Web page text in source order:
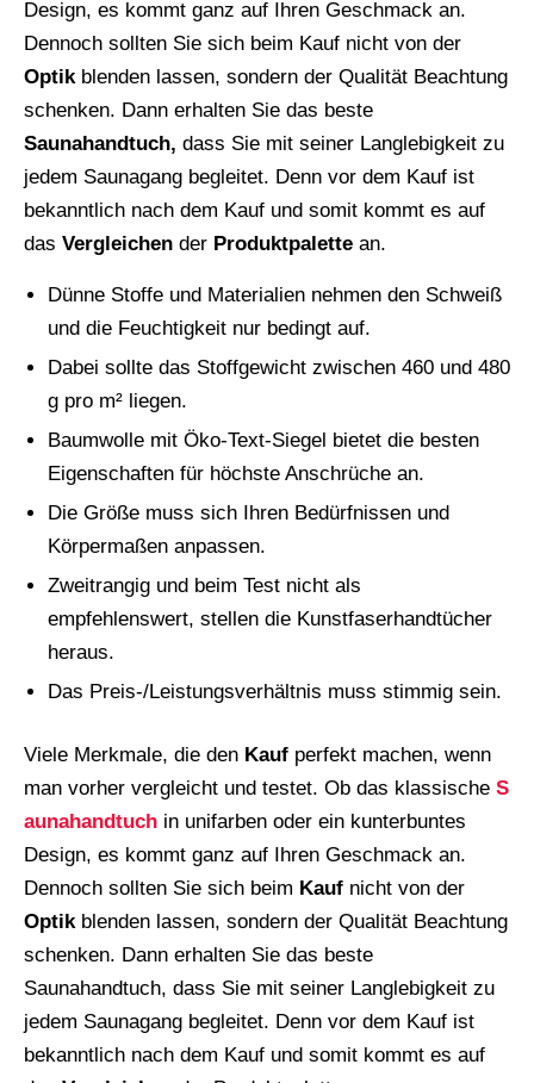
Design, es kommt ganz auf Ihren Geschmack an.
Dennoch sollten Sie sich beim Kauf nicht von der
Optikblenden lassen, sondern der Qualität Beachtung
schenken. Dann erhalten Sie das beste
Saunahandtuch, dass Sie mit seiner Langlebigkeit zu
jedem Saunagang begleitet. Denn vor dem Kauf ist
bekanntlich nach dem Kauf und somit kommt es auf
das Vergleichen der Produktpalette an.
Dünne Stoffe und Materialien nehmen den Schweiß
und die Feuchtigkeit nur bedingt auf.
Dabei sollte das Stoffgewicht zwischen 460 und 480
g pro m² liegen.
Baumwolle mit Öko-Text-Siegel bietet die besten
Eigenschaften für höchste Anschrüche an.
Die Größe muss sich Ihren Bedürfnissen und
Körpermaßen anpassen.
Zweitrangig und beim Test nicht als
empfehlenswert, stellen die Kunstfaserhandtücher
heraus.
Das Preis-/Leistungsverhältnis muss stimmig sein.
Viele Merkmale, die den Kauf perfekt machen, wenn
man vorher vergleicht und testet. Ob das klassische S
aunahandtuch in unifarben oder ein kunterbuntes
Design, es kommt ganz auf Ihren Geschmack an.
Dennoch sollten Sie sich beim Kauf nicht von der
Optikblenden lassen, sondern der Qualität Beachtung
schenken. Dann erhalten Sie das beste
Saunahandtuch, dass Sie mit seiner Langlebigkeit zu
jedem Saunagang begleitet. Denn vor dem Kauf ist
bekanntlich nach dem Kauf und somit kommt es auf